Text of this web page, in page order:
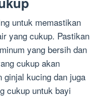
untuk memastikan
yang cukup. Pastikan
yang bersih dan
cukup akan
ginjal kucing dan juga
cukup untuk bayi